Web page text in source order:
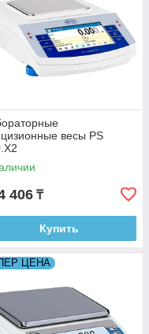
весы PS
406 ₸
Купить
ЦЕНА